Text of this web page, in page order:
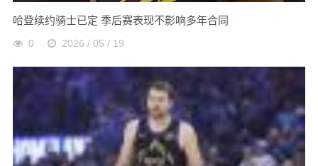
哈登续约骑士已定 季后赛表现不影响多年合同
0 2026 / 05 / 19